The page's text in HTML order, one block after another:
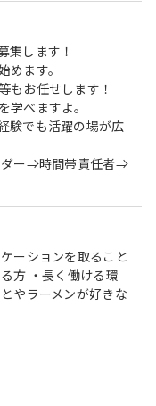
集します！
ます。
もお任せします！
べますよ。
験でも活躍の場が広
ダー⇒時間帯責任者⇒
ーションを取ること
方 ・長く働ける環
やラーメンが好きな